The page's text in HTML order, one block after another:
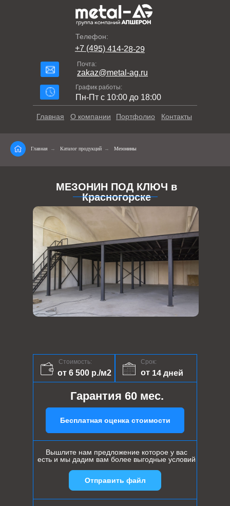
Телефон:
+7 (495) 414-28-29
Почта:
zakaz@metal-ag.ru
График работы:
Пн-Пт с 10:00 до 18:00
Контакты
Портфолио
О компании
Главная
Главная → Каталог продукций → Мезонины
МЕЗОНИН ПОД КЛЮЧ в
Красногорске
Срок:
от 14 дней
Стоимость:
от 6 500 р./м2
Гарантия 60 мес.
Бесплатная оценка стоимости
Вышлите нам предложение которое у вас
есть и мы дадим вам более выгодные условий
Отправить файл